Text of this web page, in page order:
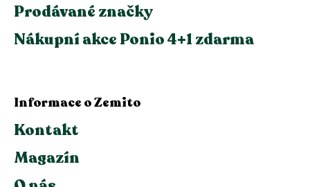
Prodávané značky
Nákupní akce Ponio 4+1 zdarma
Informace o Zemito
Kontakt
Magazín